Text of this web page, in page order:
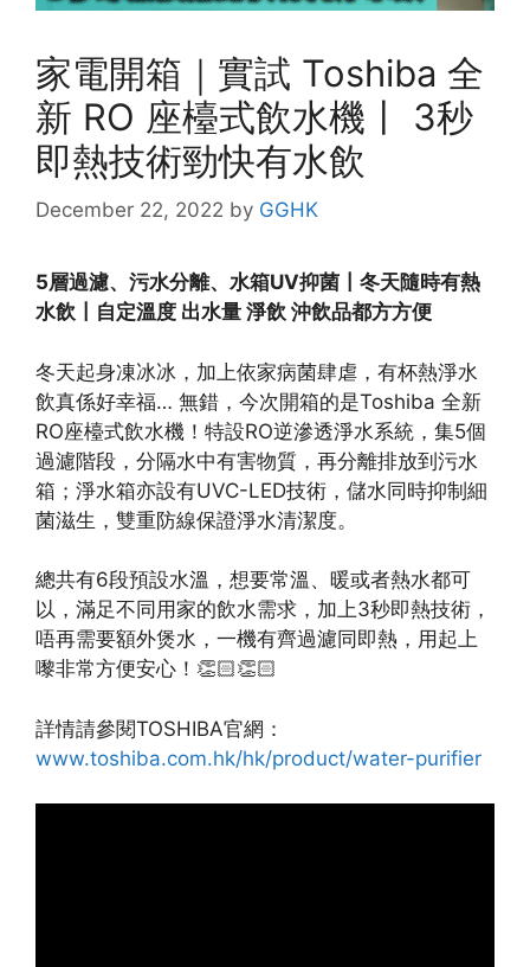
家電開箱｜實試 Toshiba 全
新 RO 座檯式飲水機〡 3秒
即熱技術勁快有水飲
December 22, 2022 by GGHK
5層過濾、污水分離、水箱UV抑菌〡冬天隨時有熱
水飲〡自定溫度 出水量 淨飲 沖飲品都方方便
冬天起身凍冰冰，加上依家病菌肆虐，有杯熱淨水
飲真係好幸福… 無錯，今次開箱的是Toshiba 全新
RO座檯式飲水機！特設RO逆滲透淨水系統，集5個
過濾階段，分隔水中有害物質，再分離排放到污水
箱；淨水箱亦設有UVC-LED技術，儲水同時抑制細
菌滋生，雙重防線保證淨水清潔度。
總共有6段預設水溫，想要常溫、暖或者熱水都可
以，滿足不同用家的飲水需求，加上3秒即熱技術，
唔再需要額外煲水，一機有齊過濾同即熱，用起上
嚟非常方便安心！👏🏻👏🏻
詳情請參閱TOSHIBA官網：
www.toshiba.com.hk/hk/product/water-purifier